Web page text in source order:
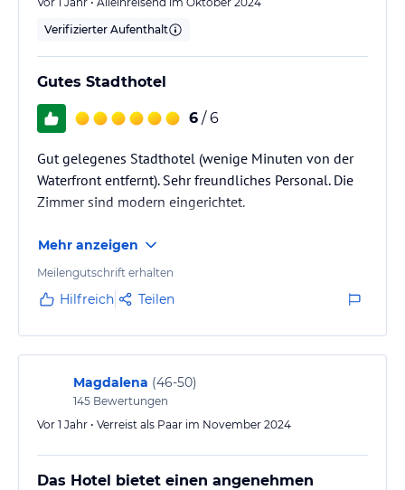
Verifizierter Aufenthalt
Gutes Stadthotel
6 / 6
Gut gelegenes Stadthotel (wenige Minuten von der
Waterfront entfernt). Sehr freundliches Personal. Die
Zimmer sind modern eingerichtet.
Mehr anzeigen
Meilengutschrift erhalten
Hilfreich Teilen
Magdalena (46-50)
145 Bewertungen
Vor 1 Jahr • Verreist als Paar im November 2024
Das Hotel bietet einen angenehmen